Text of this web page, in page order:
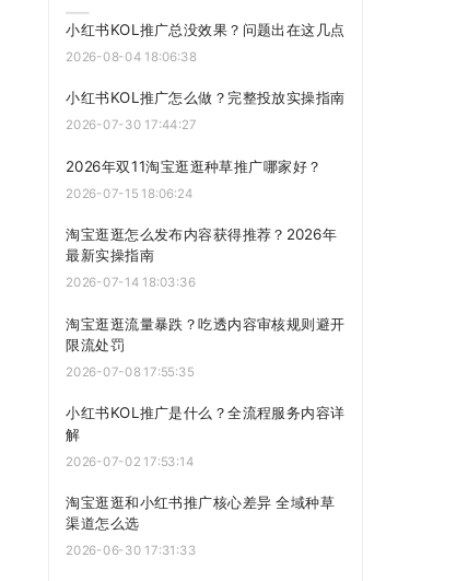
小红书KOL推广总没效果？问题出在这几点
2026-08-04 18:06:38
小红书KOL推广怎么做？完整投放实操指南
2026-07-30 17:44:27
2026年双11淘宝逛逛种草推广哪家好？
2026-07-15 18:06:24
淘宝逛逛怎么发布内容获得推荐？2026年
最新实操指南
2026-07-14 18:03:36
淘宝逛逛流量暴跌？吃透内容审核规则避开
限流处罚
2026-07-08 17:55:35
小红书KOL推广是什么？全流程服务内容详
解
2026-07-02 17:53:14
淘宝逛逛和小红书推广核心差异 全域种草
渠道怎么选
2026-06-30 17:31:33